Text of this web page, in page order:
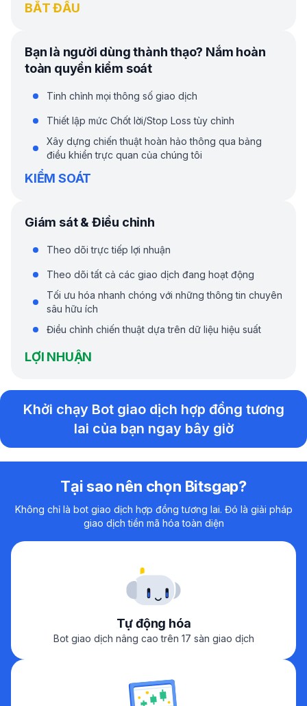
BẮT ĐẦU
Bạn là người dùng thành thạo? Nắm hoàn
toàn quyền kiểm soát
Tinh chỉnh mọi thông số giao dịch
Thiết lập mức Chốt lời/Stop Loss tùy chỉnh
Xây dựng chiến thuật hoàn hảo thông qua bảng
điều khiển trực quan của chúng tôi
KIỂM SOÁT
Giám sát & Điều chỉnh
Theo dõi trực tiếp lợi nhuận
Theo dõi tất cả các giao dịch đang hoạt động
Tối ưu hóa nhanh chóng với những thông tin chuyên
sâu hữu ích
Điều chỉnh chiến thuật dựa trên dữ liệu hiệu suất
LỢI NHUẬN
Khởi chạy Bot giao dịch hợp đồng tương
lai của bạn ngay bây giờ
Tại sao nên chọn Bitsgap?
Không chỉ là bot giao dịch hợp đồng tương lai. Đó là giải pháp
giao dịch tiền mã hóa toàn diện
Tự động hóa
Bot giao dịch nâng cao trên 17 sàn giao dịch